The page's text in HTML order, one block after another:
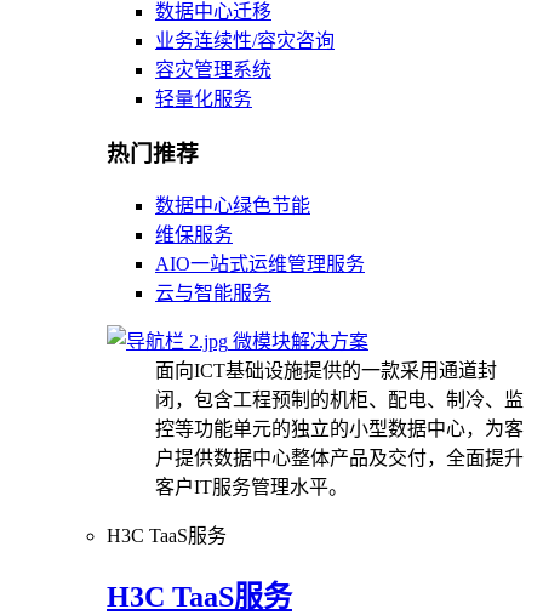
数据中心迁移
业务连续性/容灾咨询
容灾管理系统
轻量化服务
热门推荐
数据中心绿色节能
维保服务
AIO一站式运维管理服务
云与智能服务
微模块解决方案
面向ICT基础设施提供的一款采用通道封
闭，包含工程预制的机柜、配电、制冷、监
控等功能单元的独立的小型数据中心，为客
户提供数据中心整体产品及交付，全面提升
客户IT服务管理水平。
H3C TaaS服务
H3C TaaS服务